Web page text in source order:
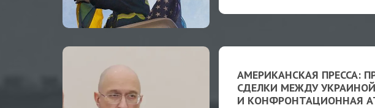
АМЕРИКАНСКАЯ ПРЕССА:
СДЕЛКИ МЕЖДУ
И КОНФРОНТАЦИОННАЯ